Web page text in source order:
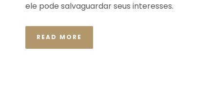
ele pode salvaguardar seus interesses.
READ MORE